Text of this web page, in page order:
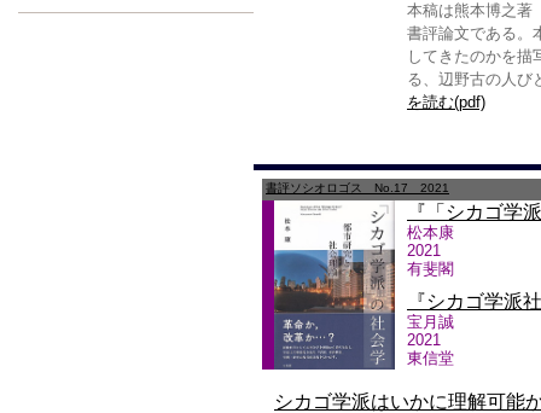
本稿は熊本博之著
書評論文である。
してきたのかを描
る、辺野古の人
を読む(pdf)
書評ソシオロゴス No.17 2021
『「シカゴ学
松本康
2021
有斐閣
『シカゴ学派
宝月誠
2021
東信堂
シカゴ学派はいかに理解可